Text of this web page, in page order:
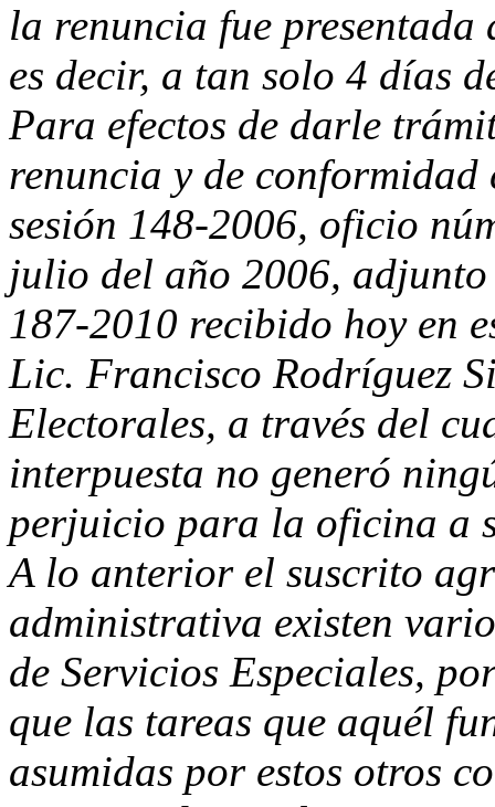
la renuncia fue presentada
es decir, a tan solo 4 días
Para efectos de darle
renuncia y de
sesión 148-2006, oficio
julio del año 2006,
187-2010 recibido hoy en
Lic. Francisco Rodríguez
Electorales, a través del
interpuesta no generó
perjuicio para la oficina a
A lo anterior el suscrito
administrativa existen
de Servicios Especiales,
que las tareas que aquél
asumidas por estos otros